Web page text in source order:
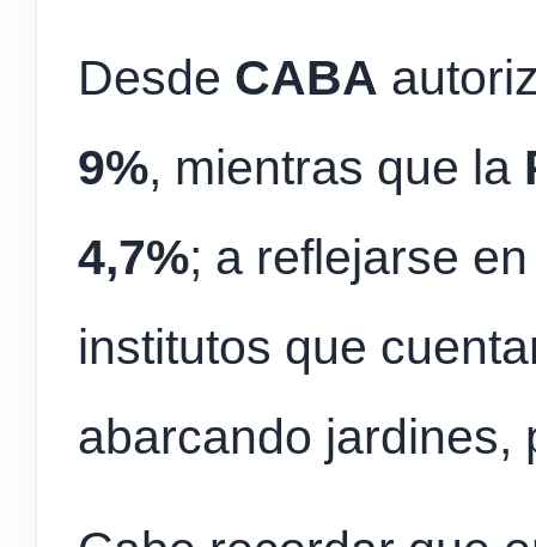
Desde CABA
9%, mientras que la
4,7%; a reflejarse
institutos que
abarcando jardines,